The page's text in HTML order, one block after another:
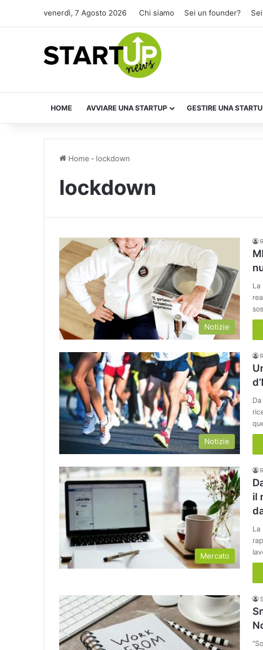
venerdì, 7 Agosto 2026 Chi siamo Sei un founder?
HOME AVVIARE UNA STARTUP GESTIRE UNA
Home - lockdown
lockdown
Notizie
La
Notizie
Mercato
il
La